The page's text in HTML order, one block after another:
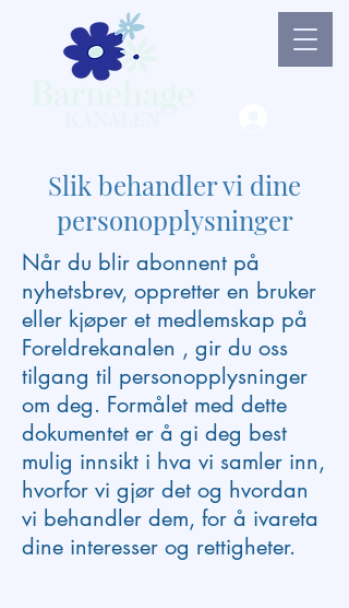
Slik behandler vi dine
personopplysninger
Når du blir abonnent på
nyhetsbrev, oppretter en bruker
eller kjøper et medlemskap på
Foreldrekanalen , gir du oss
tilgang til personopplysninger
om deg. Formålet med dette
dokumentet er å gi deg best
mulig innsikt i hva vi samler inn,
hvorfor vi gjør det og hvordan
vi behandler dem, for å ivareta
dine interesser og rettigheter.